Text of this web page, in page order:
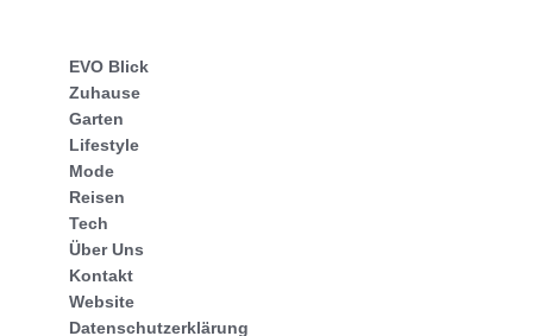
EVO Blick
Zuhause
Garten
Lifestyle
Mode
Reisen
Tech
Über Uns
Kontakt
Website
Datenschutzerklärung